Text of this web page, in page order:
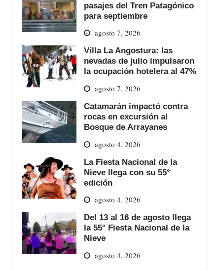
pasajes del Tren Patagónico
para septiembre
agosto 7, 2026
Villa La Angostura: las
nevadas de julio impulsaron
la ocupación hotelera al 47%
agosto 7, 2026
Catamarán impactó contra
rocas en excursión al
Bosque de Arrayanes
agosto 4, 2026
La Fiesta Nacional de la
Nieve llega con su 55°
edición
agosto 4, 2026
Del 13 al 16 de agosto llega
la 55° Fiesta Nacional de la
Nieve
agosto 4, 2026